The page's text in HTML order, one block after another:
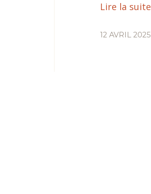
Lire la suite
12 AVRIL 2025